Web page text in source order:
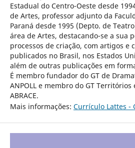
Estadual do Centro-Oeste desde
de Artes, professor adjunto da
Paraná desde 1995 (Depto. de
área de Artes, destacando-se a sua
processos de criação, com artigos e
publicados no Brasil, nos Estados
além de outras publicações em
É membro fundador do GT de
ANPOLL e membro do GT Territórios
ABRACE.
Mais informações: Currículo Lattes -